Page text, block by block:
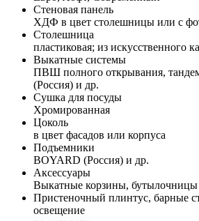
Стеновая панель
ХДФ в цвет столешницы или с
Столешница
пластиковая; из искусственного
Выкатные системы
ПВШ полного открывания,
(Россия) и др.
Сушка для посуды
Хромированная
Цоколь
в цвет фасадов или корпуса
Подъемники
BOYARD (Россия) и др.
Аксессуары
Выкатные корзины, бутылочницы
Пристеночный плинтус, барные
освещение